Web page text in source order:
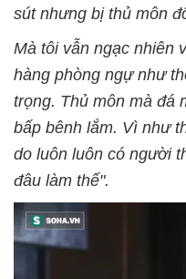
sút nhưng bị thủ môn
Mà tôi vẫn ngạc nhiên
hàng phòng ngự như
trọng. Thủ môn mà đá
bấp bênh lắm. Vì như
do luôn luôn có người
đâu làm thế".